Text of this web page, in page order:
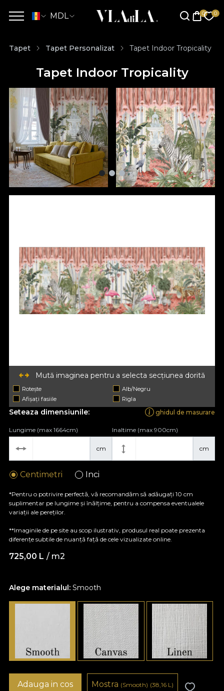
MDL
Tapet Tapet Personalizat Tapet Indoor Tropicality
Tapet Indoor Tropicality
Mută imaginea pentru a selecta secțiunea dorită
Rotește
Alb/Negru
Afișați fasiile
Rigla
Alege materialul: Smooth
Seteaza dimensiunile: ghidul de masurare
cm
Lungime (max 1664cm)
cm
Inaltime (max 900cm)
Centimetri Inci
*Pentru o potrivire perfectă, vă recomandăm să adăugați 10 cm
suplimentar pe lungime și înălțime, pentru a compensa eventualele
variații ale pereților.
**Imaginile de pe site au scop ilustrativ, produsul real poate prezenta
diferențe subtile de nuanță față de cele vizualizate online.
725,00 L / m2
Adauga in cos Mostra (Smooth) (38,16 L )